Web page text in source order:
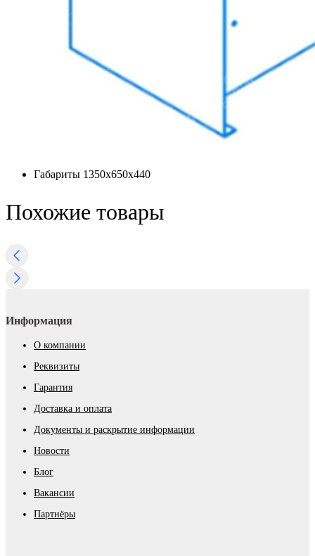
Габариты 1350х650х440
Похожие товары
Информация
О компании
Реквизиты
Гарантия
Доставка и оплата
Документы и раскрытие информации
Новости
Блог
Вакансии
Партнёры